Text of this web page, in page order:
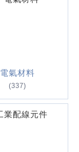
電氣材料
(337)